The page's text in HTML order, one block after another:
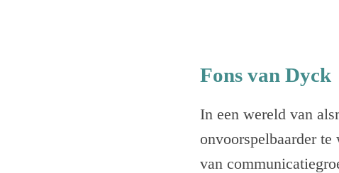
Fons van Dyck
In een wereld van
onvoorspelbaarder
van